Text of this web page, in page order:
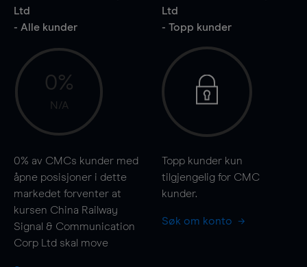
Ltd
- Alle kunder
0%
N/A
0% av CMCs kunder med
åpne posisjoner i dette
markedet forventer at
kursen China Railway
Signal & Communication
Corp Ltd skal move
Ltd
- Topp kunder
Topp kunder kun
tilgjengelig for CMC
kunder.
Søk om konto